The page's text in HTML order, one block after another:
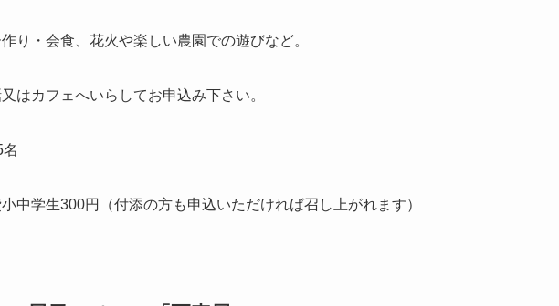
り・会食、花火や楽しい農園での遊びなど。
はカフェへいらしてお申込み下さい。
中学生300円（付添の方も申込いただければ召し上がれます）